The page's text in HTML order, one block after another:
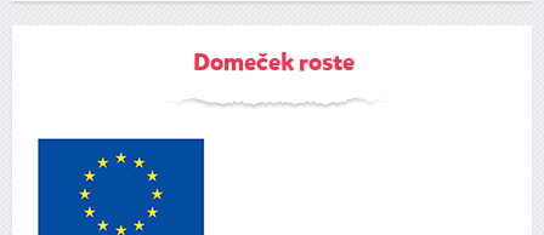
Domeček roste